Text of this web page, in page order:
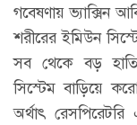
গবেষণায় ভ্যাক্সিন
শরীরের ইমিউন
সব থেকে বড়
সিস্টেম বাড়িয়ে
অর্থাৎ রেসপিরেটরি